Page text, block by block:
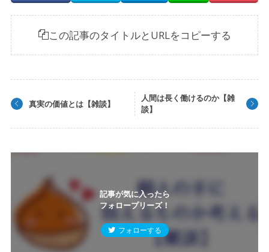
この記事のタイトルとURLをコピーする
真実の価値とは【雑談】
人間は長く働けるのか【雑
談】
記事が気に入ったら
フォロープリーズ！
フォローする